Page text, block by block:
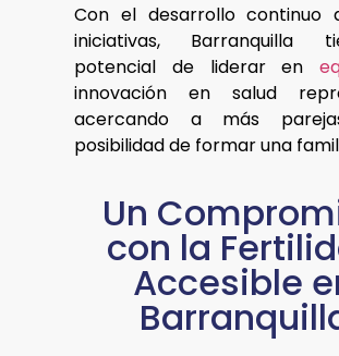
Con el desarrollo continuo
iniciativas, Barranquilla
potencial de liderar en
innovación en salud
acercando a más
posibilidad de formar una
Un
con la
Accesible